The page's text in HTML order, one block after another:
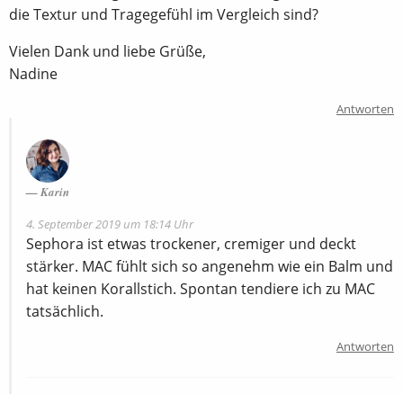
die Textur und Tragegefühl im Vergleich sind?
Vielen Dank und liebe Grüße,
Nadine
Antworten
Karin
4. September 2019 um 18:14 Uhr
Sephora ist etwas trockener, cremiger und deckt
stärker. MAC fühlt sich so angenehm wie ein Balm und
hat keinen Korallstich. Spontan tendiere ich zu MAC
tatsächlich.
Antworten